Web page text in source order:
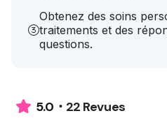
Obtenez des soins
traitements et des
questions.
5.0 22 Revues